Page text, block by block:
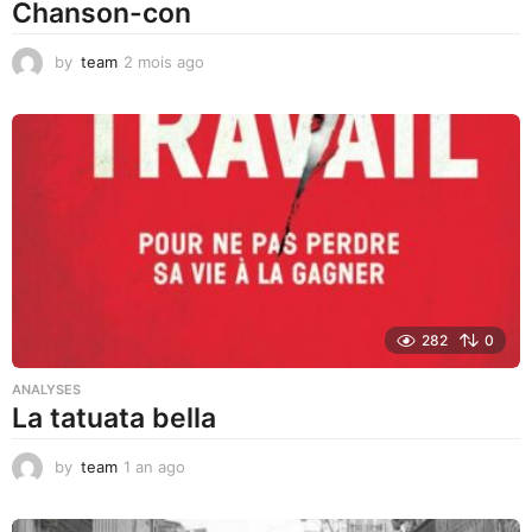
Chanson-con
by team 2 mois ago
s
a
282 0
ANALYSES
La tatuata bella
by team 1 an ago